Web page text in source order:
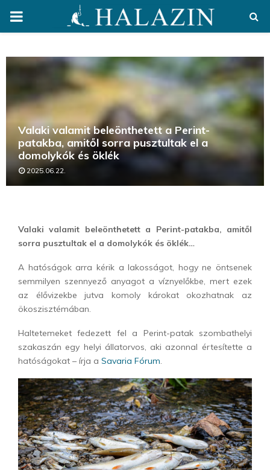
PRIMARY
Valaki valamit beleönthetett a Perint-
patakba, amitől sorra pusztultak el a
domolykók és öklék
2025.06.22.
Valaki valamit beleönthetett a Perint-patakba, amitől
sorra pusztultak el a domolykók és öklék…
A hatóságok arra kérik a lakosságot, hogy ne öntsenek
semmilyen szennyező anyagot a víznyelőkbe, mert ezek
az élővizekbe jutva komoly károkat okozhatnak az
ökoszisztémában.
Haltetemeket fedezett fel a Perint-patak szombathelyi
szakaszán egy helyi állatorvos, aki azonnal értesítette a
hatóságokat – írja a Savaria Fórum.